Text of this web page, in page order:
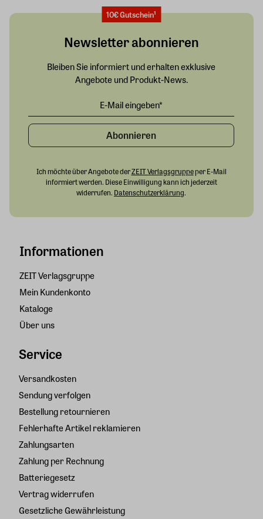
Informationen
ZEIT Verlagsgruppe
Mein Kundenkonto
Kataloge
Über uns
Service
Versandkosten
Sendung verfolgen
Bestellung retournieren
Fehlerhafte Artikel reklamieren
Zahlungsarten
Zahlung per Rechnung
Batteriegesetz
Vertrag widerrufen
Gesetzliche Gewährleistung
10€ Gutschein¹
Newsletter abonnieren
Bleiben Sie informiert und erhalten exklusive
Angebote und Produkt-News.
Abonnieren
Ich möchte über Angebote derZEIT Verlagsgruppeper E-Mail
informiert werden. Diese Einwilligung kann ich jederzeit
widerrufen. Datenschutzerklärung.